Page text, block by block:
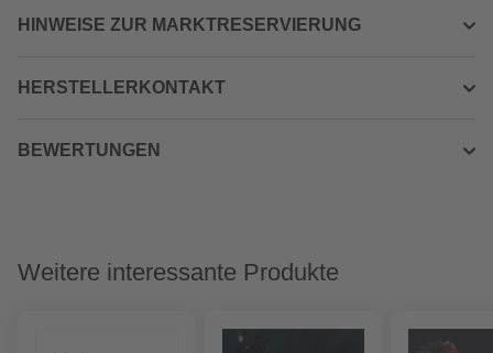
HINWEISE ZUR MARKTRESERVIERUNG
HERSTELLERKONTAKT
BEWERTUNGEN
Weitere interessante Produkte